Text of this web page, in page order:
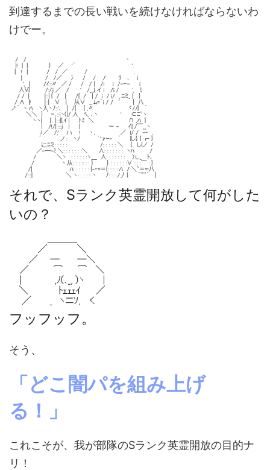
到達するまでの長い戦いを続けなければならないわ
けでー。
それで、Sランク英霊開放して何がした
いの？
フッフッフ。
そう、
「どこ闇パを組み上げ
る！」
これこそが、我が部隊のSランク英霊開放の目的ナ
リ！